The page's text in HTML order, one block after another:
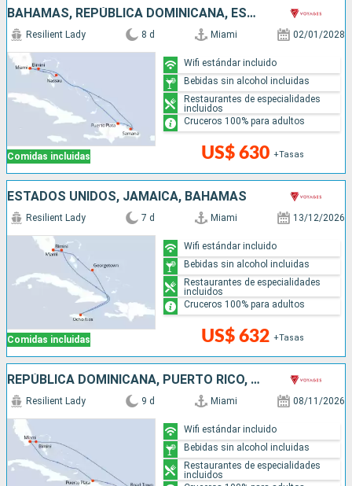
BAHAMAS, REPÚBLICA DOMINICANA, ESTADOS UNIDOS
Comidas incluidas
Resilient Lady 8 d Miami 02/01/2028
US$ 630 +Tasas
Wifi estándar incluido
Bebidas sin alcohol incluidas
Restaurantes de especialidades
incluidos
Cruceros 100% para adultos
ESTADOS UNIDOS, JAMAICA, BAHAMAS
Comidas incluidas
Resilient Lady 7 d Miami 13/12/2026
US$ 632 +Tasas
Wifi estándar incluido
Bebidas sin alcohol incluidas
Restaurantes de especialidades
incluidos
Cruceros 100% para adultos
REPÚBLICA DOMINICANA, PUERTO RICO, BAHAMAS, ESTADOS UNIDOS
Resilient Lady 9 d Miami 08/11/2026
Wifi estándar incluido
Bebidas sin alcohol incluidas
Restaurantes de especialidades
incluidos